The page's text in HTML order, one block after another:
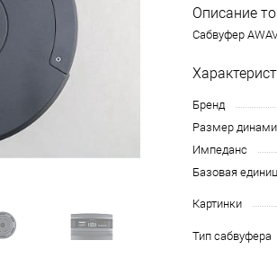
Описание
Сабвуфер
Бренд
Размер
Импеданс
Базовая
Картинки
Тип сабвуфера